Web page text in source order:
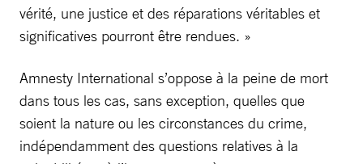
vérité, une justice et des réparations véritables et
significatives pourront être rendues. »
Amnesty International s’oppose à la peine de mort
dans tous les cas, sans exception, quelles que
soient la nature ou les circonstances du crime,
indépendamment des questions relatives à la